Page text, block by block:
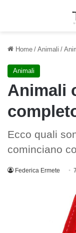
Home / Animali /
Animali
Animali
Ecco quali
cominciano
Federica Ermete